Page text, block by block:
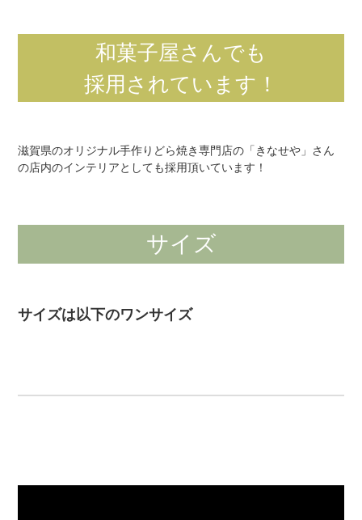
和菓子屋さんでも
採用されています！
滋賀県のオリジナル手作りどら焼き専門店の「きなせや」さん
の店内のインテリアとしても採用頂いています！
サイズ
サイズは以下のワンサイズ